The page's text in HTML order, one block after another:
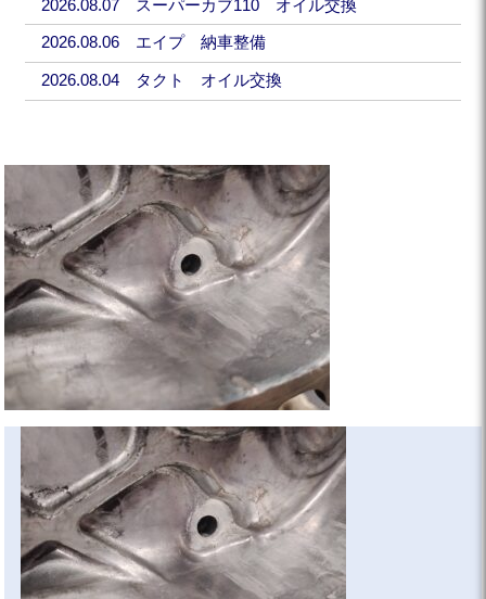
2026.08.07 スーパーカブ110 オイル交換
2026.08.06 エイプ 納車整備
2026.08.04 タクト オイル交換